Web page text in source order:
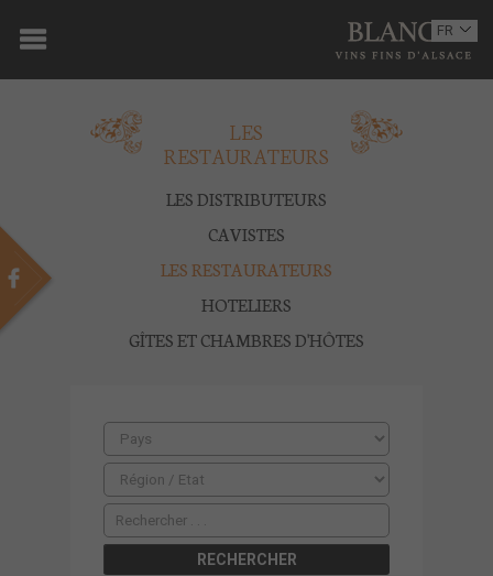
DOMAINE
OENOTOURISME
BOUTIQUE
PRESSE
CONTACT
FR
EN
LES
RESTAURATEURS
LES DISTRIBUTEURS
CAVISTES
LES RESTAURATEURS
HOTELIERS
GÎTES ET CHAMBRES D'HÔTES